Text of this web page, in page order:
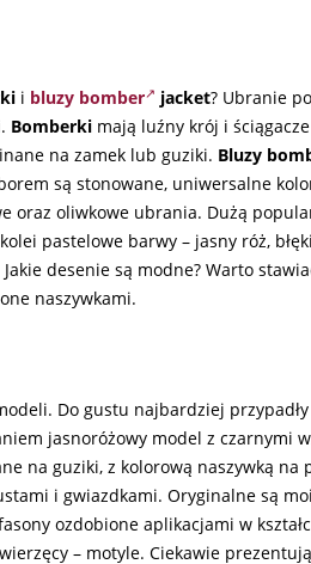
i bluzy bomber jacket? Ubranie
Bomberki mają luźny krój i
na zamek lub guziki. Bluzy
są stonowane, uniwersalne
oraz oliwkowe ubrania. Dużą
pastelowe barwy – jasny róż,
desenie są modne? Warto
naszywkami.
Do gustu najbardziej
jasnoróżowy model z czarnymi
na guziki, z kolorową naszywką
i gwiazdkami. Oryginalne są
ozdobione aplikacjami w
– motyle. Ciekawie